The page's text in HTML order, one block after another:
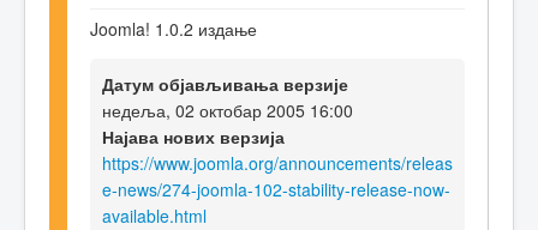
Joomla! 1.0.2 издање
Датум објављивања верзије
недеља, 02 октобар 2005 16:00
Најава нових верзија
https://www.joomla.org/announcements/releas
e-news/274-joomla-102-stability-release-now-
available.html